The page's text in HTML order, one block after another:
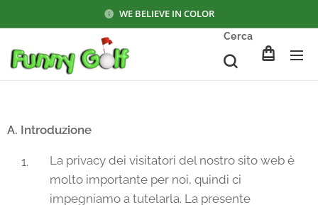
WE BELIEVE IN COLOR
Cerca
A. Introduzione
La privacy dei visitatori del nostro sito web è
molto importante per noi, quindi ci
impegniamo a tutelarla. La presente